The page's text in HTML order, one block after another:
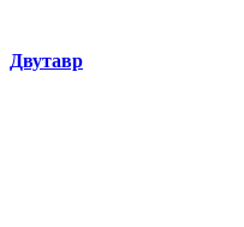
Двутавр